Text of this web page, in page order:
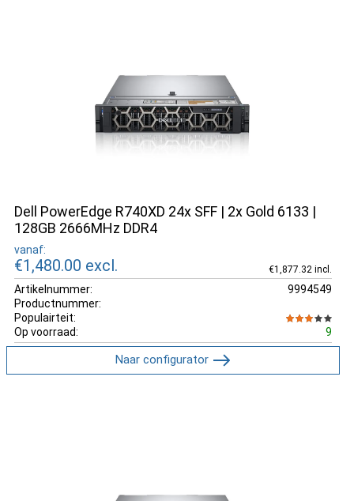
Dell PowerEdge R740XD 24x SFF | 2x Gold 6133 |
128GB 2666MHz DDR4
vanaf:
€1,480.00 excl. €1,877.32 incl.
Artikelnummer:
9994549
Productnummer:
Populairteit:
Op voorraad:
9
Naar configurator